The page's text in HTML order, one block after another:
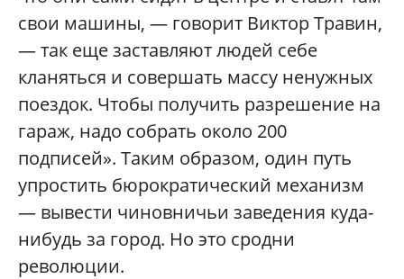
свои машины, — говорит Виктор Травин,
— так еще заставляют людей себе
кланяться и совершать массу ненужных
поездок. Чтобы получить разрешение на
гараж, надо собрать около 200
подписей». Таким образом, один путь
упростить бюрократический механизм
— вывести чиновничьи заведения куда-
нибудь за город. Но это сродни
революции.